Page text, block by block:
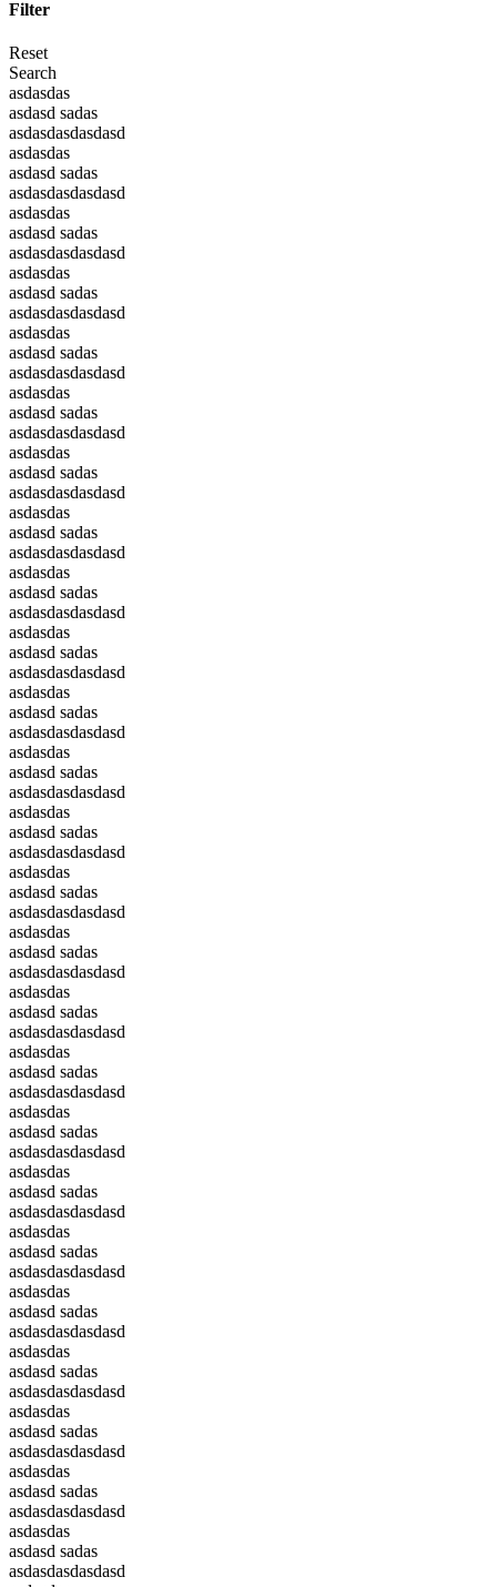
Filter
Reset
Search
asdasdas
asdasd sadas
asdasdasdasdasd
asdasdas
asdasd sadas
asdasdasdasdasd
asdasdas
asdasd sadas
asdasdasdasdasd
asdasdas
asdasd sadas
asdasdasdasdasd
asdasdas
asdasd sadas
asdasdasdasdasd
asdasdas
asdasd sadas
asdasdasdasdasd
asdasdas
asdasd sadas
asdasdasdasdasd
asdasdas
asdasd sadas
asdasdasdasdasd
asdasdas
asdasd sadas
asdasdasdasdasd
asdasdas
asdasd sadas
asdasdasdasdasd
asdasdas
asdasd sadas
asdasdasdasdasd
asdasdas
asdasd sadas
asdasdasdasdasd
asdasdas
asdasd sadas
asdasdasdasdasd
asdasdas
asdasd sadas
asdasdasdasdasd
asdasdas
asdasd sadas
asdasdasdasdasd
asdasdas
asdasd sadas
asdasdasdasdasd
asdasdas
asdasd sadas
asdasdasdasdasd
asdasdas
asdasd sadas
asdasdasdasdasd
asdasdas
asdasd sadas
asdasdasdasdasd
asdasdas
asdasd sadas
asdasdasdasdasd
asdasdas
asdasd sadas
asdasdasdasdasd
asdasdas
asdasd sadas
asdasdasdasdasd
asdasdas
asdasd sadas
asdasdasdasdasd
asdasdas
asdasd sadas
asdasdasdasdasd
asdasdas
asdasd sadas
asdasdasdasdasd